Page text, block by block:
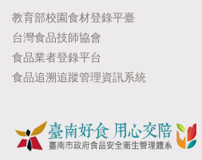
教育部校園食材登錄平臺
台灣食品技師協會
食品業者登錄平台
食品追溯追蹤管理資訊系統